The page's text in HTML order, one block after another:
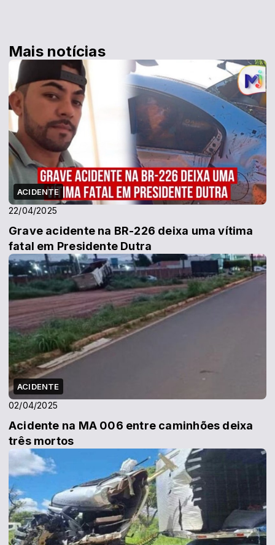
Mais notícias
ACIDENTE
22/04/2025
Grave acidente na BR-226 deixa uma vítima
fatal em Presidente Dutra
ACIDENTE
02/04/2025
Acidente na MA 006 entre caminhões deixa
três mortos